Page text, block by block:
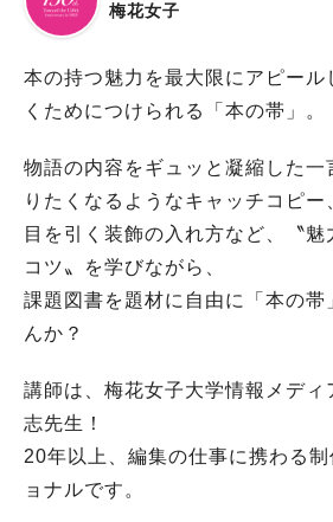
梅花女子
本の持つ魅力を最大限にアピール
くためにつけられる「本の帯」。
物語の内容をギュッと凝縮した一
りたくなるようなキャッチコピー
目を引く装飾の入れ方など、〝魅
コツ〟を学びながら、
課題図書を題材に自由に「本の帯
んか？
講師は、梅花女子大学情報メディ
志先生！
20年以上、編集の仕事に携わる
ョナルです。